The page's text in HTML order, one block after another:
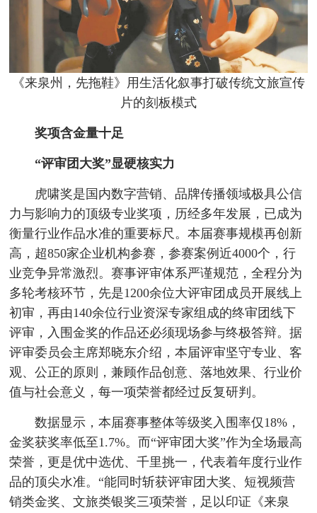
《来泉州，先拖鞋》用生活化叙事打破传统文旅宣传
片的刻板模式
奖项含金量十足
“评审团大奖”显硬核实力
虎啸奖是国内数字营销、品牌传播领域极具公信
力与影响力的顶级专业奖项，历经多年发展，已成为
衡量行业作品水准的重要标尺。本届赛事规模再创新
高，超850家企业机构参赛，参赛案例近4000个，行
业竞争异常激烈。赛事评审体系严谨规范，全程分为
多轮考核环节，先是1200余位大评审团成员开展线上
初审，再由140余位行业资深专家组成的终审团线下
评审，入围金奖的作品还必须现场参与终极答辩。据
评审委员会主席郑晓东介绍，本届评审坚守专业、客
观、公正的原则，兼顾作品创意、落地效果、行业价
值与社会意义，每一项荣誉都经过反复研判。
数据显示，本届赛事整体等级奖入围率仅18%，
金奖获奖率低至1.7%。而“评审团大奖”作为全场最高
荣誉，更是优中选优、千里挑一，代表着年度行业作
品的顶尖水准。“能同时斩获评审团大奖、短视频营
销类金奖、文旅类银奖三项荣誉，足以印证《来泉